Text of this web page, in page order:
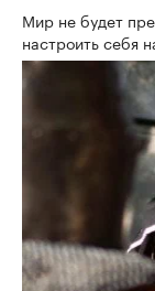
Мир не будет
настроить себя